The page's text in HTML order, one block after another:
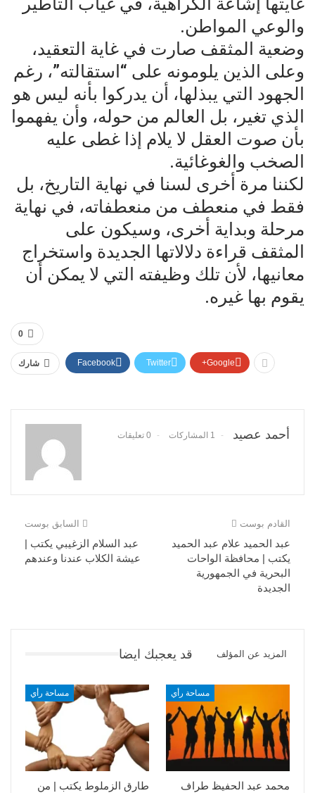
والوعي المواطن.
وضعية المثقف صارت في غاية التعقيد،
وعلى الذين يلومونه على “استقالته”، رغم
الجهود التي يبذلها، أن يدركوا بأنه ليس هو
الذي تغير، بل العالم من حوله، وأن يفهموا
بأن صوت العقل لا يلام إذا غطى عليه
الصخب والغوغائية.
لكننا مرة أخرى لسنا في نهاية التاريخ، بل
فقط في منعطف من منعطفاته، في نهاية
مرحلة وبداية أخرى، وسيكون على
المثقف قراءة دلالاتها الجديدة واستخراج
معانيها، لأن تلك وظيفته التي لا يمكن أن
يقوم بها غيره.
0
شارك Facebook Twitter Google+
أحمد عصيد 1 المشاركات 0 تعليقات
السابق بوست
عبد السلام الزغيبي يكتب |
عيشة الكلاب عندنا وعندهم
القادم بوست
عبد الحميد علام عبد الحميد
يكتب | محافظة الواحات
البحرية في الجمهورية
الجديدة
قد يعجبك ايضا المزيد عن المؤلف
مساحة رأي
طارق الزملوط يكتب | من
مساحة رأي
محمد عبد الحفيظ طراف